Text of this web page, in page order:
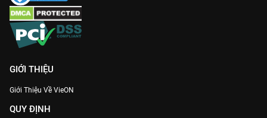
GIỚI THIỆU
Giới Thiệu Về VieON
QUY ĐỊNH